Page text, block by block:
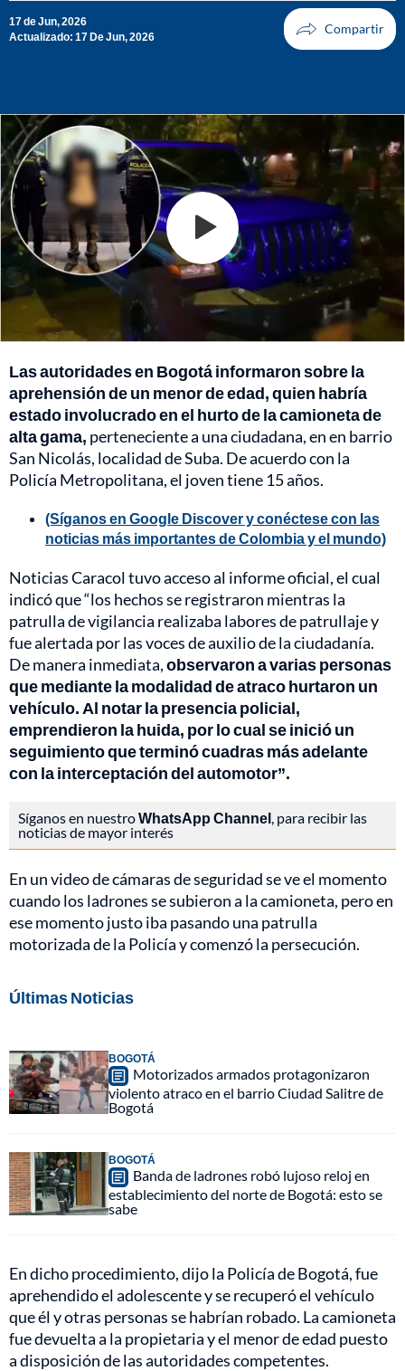
17 de Jun, 2026
Actualizado: 17 De Jun, 2026
Las autoridades en Bogotá informaron sobre la
aprehensión de un menor de edad, quien habría
estado involucrado en el hurto de la camioneta de
alta gama, perteneciente a una ciudadana, en en barrio
San Nicolás, localidad de Suba. De acuerdo con la
Policía Metropolitana, el joven tiene 15 años.
(Síganos en Google Discover y conéctese con las
noticias más importantes de Colombia y el mundo)
Noticias Caracol tuvo acceso al informe oficial, el cual
indicó que “los hechos se registraron mientras la
patrulla de vigilancia realizaba labores de patrullaje y
fue alertada por las voces de auxilio de la ciudadanía.
De manera inmediata,observaron a varias personas
que mediante la modalidad de atraco hurtaron un
vehículo. Al notar la presencia policial,
emprendieron la huida, por lo cual se inició un
seguimiento que terminó cuadras más adelante
con la interceptación del automotor”.
Síganos en nuestroWhatsApp Channel , para recibir las
noticias de mayor interés
En un video de cámaras de seguridad se ve el momento
cuando los ladrones se subieron a la camioneta, pero en
ese momento justo iba pasando una patrulla
motorizada de la Policía y comenzó la persecución.
Últimas Noticias
BOGOTÁ
Motorizados armados protagonizaron
violento atraco en el barrio Ciudad Salitre de
Bogotá
BOGOTÁ
Banda de ladrones robó lujoso reloj en
establecimiento del norte de Bogotá: esto se
sabe
En dicho procedimiento, dijo la Policía de Bogotá, fue
aprehendido el adolescente y se recuperó el vehículo
que él y otras personas se habrían robado. La camioneta
fue devuelta a la propietaria y el menor de edad puesto
a disposición de las autoridades competentes.